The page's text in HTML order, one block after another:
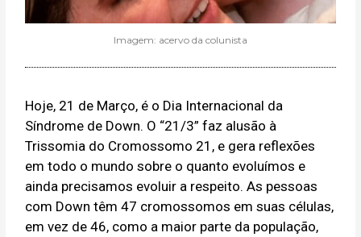
Imagem: acervo da colunista
Hoje, 21 de Março, é o Dia Internacional da
Síndrome de Down. O “21/3” faz alusão à
Trissomia do Cromossomo 21, e gera reflexões
em todo o mundo sobre o quanto evoluímos e
ainda precisamos evoluir a respeito. As pessoas
com Down têm 47 cromossomos em suas células,
em vez de 46, como a maior parte da população,